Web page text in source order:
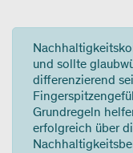
und sollte
differenzierend
Grundregeln
erfolgreich über